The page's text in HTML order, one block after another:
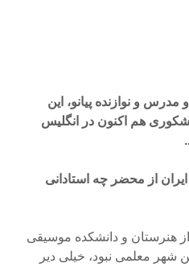
مدرس و نوازنده‌ پیانو، این
هم اکنون در انگلیس
از محضر چه استادانی
از هنرستان و دانشکده موسیقی
معلمی نبود، خیلی دیر